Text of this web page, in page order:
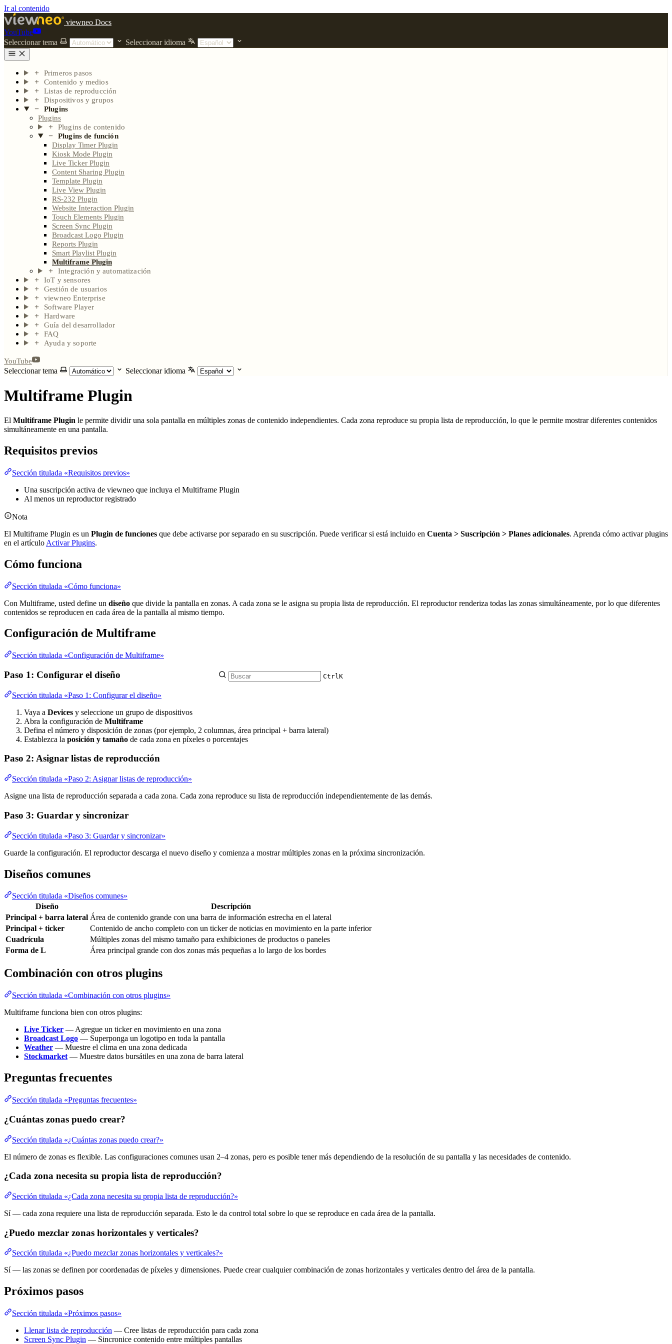
Ir al contenido
viewneo Docs
CtrlK
YouTube
Seleccionar tema
Seleccionar idioma
Primeros pasos
Contenido y medios
Listas de reproducción
Dispositivos y grupos
Plugins
Plugins
Plugins de contenido
Plugins de función
Display Timer Plugin
Kiosk Mode Plugin
Live Ticker Plugin
Content Sharing Plugin
Template Plugin
Live View Plugin
RS-232 Plugin
Website Interaction Plugin
Touch Elements Plugin
Screen Sync Plugin
Broadcast Logo Plugin
Reports Plugin
Smart Playlist Plugin
Multiframe Plugin
Integración y automatización
IoT y sensores
Gestión de usuarios
viewneo Enterprise
Software Player
Hardware
Guía del desarrollador
FAQ
Ayuda y soporte
YouTube
Seleccionar tema Seleccionar idioma
Multiframe Plugin
El Multiframe Plugin le permite dividir una sola pantalla en múltiples zonas de contenido independientes. Cada zona reproduce su propia lista de reproducción, lo que le permite mostrar diferentes contenidos
simultáneamente en una pantalla.
Requisitos previos
Sección titulada «Requisitos previos»
Una suscripción activa de viewneo que incluya el Multiframe Plugin
Al menos un reproductor registrado
Nota
El Multiframe Plugin es un Plugin de funciones que debe activarse por separado en su suscripción. Puede verificar si está incluido en Cuenta > Suscripción > Planes adicionales. Aprenda cómo activar plugins
en el artículo Activar Plugins.
Cómo funciona
Sección titulada «Cómo funciona»
Con Multiframe, usted define un diseño que divide la pantalla en zonas. A cada zona se le asigna su propia lista de reproducción. El reproductor renderiza todas las zonas simultáneamente, por lo que diferentes
contenidos se reproducen en cada área de la pantalla al mismo tiempo.
Configuración de Multiframe
Sección titulada «Configuración de Multiframe»
Paso 1: Configurar el diseño
Sección titulada «Paso 1: Configurar el diseño»
Vaya a Devices y seleccione un grupo de dispositivos
Abra la configuración de Multiframe
Defina el número y disposición de zonas (por ejemplo, 2 columnas, área principal + barra lateral)
Establezca la posición y tamaño de cada zona en píxeles o porcentajes
Paso 2: Asignar listas de reproducción
Sección titulada «Paso 2: Asignar listas de reproducción»
Asigne una lista de reproducción separada a cada zona. Cada zona reproduce su lista de reproducción independientemente de las demás.
Paso 3: Guardar y sincronizar
Sección titulada «Paso 3: Guardar y sincronizar»
Guarde la configuración. El reproductor descarga el nuevo diseño y comienza a mostrar múltiples zonas en la próxima sincronización.
Diseños comunes
Sección titulada «Diseños comunes»
Diseño
Descripción
Principal + barra lateral Área de contenido grande con una barra de información estrecha en el lateral
Principal + ticker
Contenido de ancho completo con un ticker de noticias en movimiento en la parte inferior
Cuadrícula
Múltiples zonas del mismo tamaño para exhibiciones de productos o paneles
Forma de L
Área principal grande con dos zonas más pequeñas a lo largo de los bordes
Combinación con otros plugins
Sección titulada «Combinación con otros plugins»
Multiframe funciona bien con otros plugins:
Live Ticker — Agregue un ticker en movimiento en una zona
Broadcast Logo — Superponga un logotipo en toda la pantalla
Weather — Muestre el clima en una zona dedicada
Stockmarket — Muestre datos bursátiles en una zona de barra lateral
Preguntas frecuentes
Sección titulada «Preguntas frecuentes»
¿Cuántas zonas puedo crear?
Sección titulada «¿Cuántas zonas puedo crear?»
El número de zonas es flexible. Las configuraciones comunes usan 2–4 zonas, pero es posible tener más dependiendo de la resolución de su pantalla y las necesidades de contenido.
¿Cada zona necesita su propia lista de reproducción?
Sección titulada «¿Cada zona necesita su propia lista de reproducción?»
Sí — cada zona requiere una lista de reproducción separada. Esto le da control total sobre lo que se reproduce en cada área de la pantalla.
¿Puedo mezclar zonas horizontales y verticales?
Sección titulada «¿Puedo mezclar zonas horizontales y verticales?»
Sí — las zonas se definen por coordenadas de píxeles y dimensiones. Puede crear cualquier combinación de zonas horizontales y verticales dentro del área de la pantalla.
Próximos pasos
Sección titulada «Próximos pasos»
Llenar lista de reproducción — Cree listas de reproducción para cada zona
Screen Sync Plugin — Sincronice contenido entre múltiples pantallas